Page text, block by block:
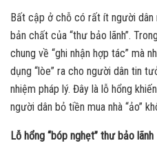
Bất cập ở chỗ có rất ít người dân
bản chất của “thư bảo lãnh”.
chung về “ghi nhận hợp tác” mà
dụng “lòe” ra cho người dân tin
nhiệm pháp lý. Đây là lỗ hổng
người dân bỏ tiền mua nhà “ảo”
Lỗ hổng “bóp nghẹt” thư bảo lãnh